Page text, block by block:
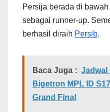
Persija berada di
sebagai runner-up.
berhasil diraih Persib.
Baca Juga : Jadwal
Bigetron MPL ID
Grand Final